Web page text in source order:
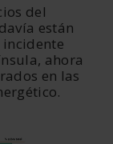
del
están
incidente
ahora
en las